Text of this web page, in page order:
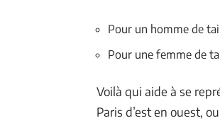
Pour un homme de
Pour une femme de
Voilà qui aide à se
Paris d’est en ouest,